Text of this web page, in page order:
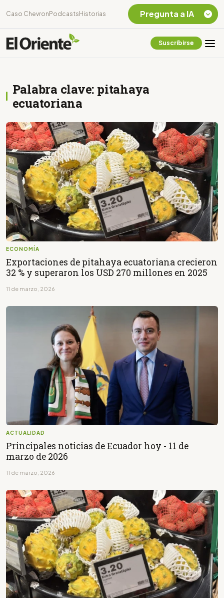
Caso Chevron Podcasts Historias
Suscribirse
Palabra clave: pitahaya
ecuatoriana
ECONOMÍA
Exportaciones de pitahaya ecuatoriana crecieron
32 % y superaron los USD 270 millones en 2025
11 de marzo, 2026
ACTUALIDAD
Principales noticias de Ecuador hoy - 11 de
marzo de 2026
11 de marzo, 2026
Pregunta a IA
¿En que consiste la
tasa minera que rige en
Ecuador?